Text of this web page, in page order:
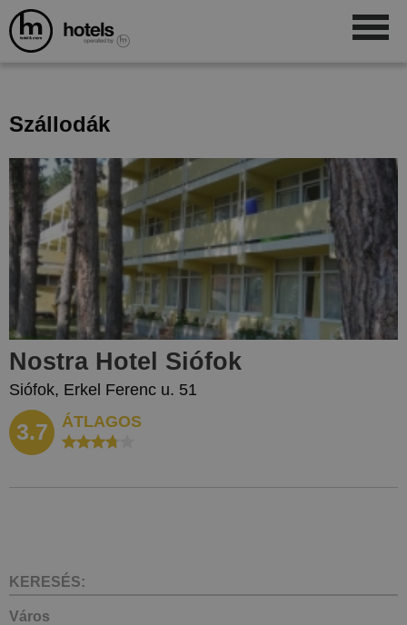
Szállodák
Nostra Hotel Siófok
Siófok, Erkel Ferenc u. 51
3.7 ÁTLAGOS
KERESÉS:
Város